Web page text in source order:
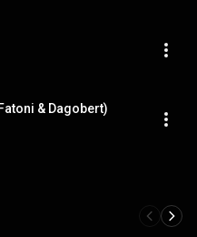
& Dagobert)